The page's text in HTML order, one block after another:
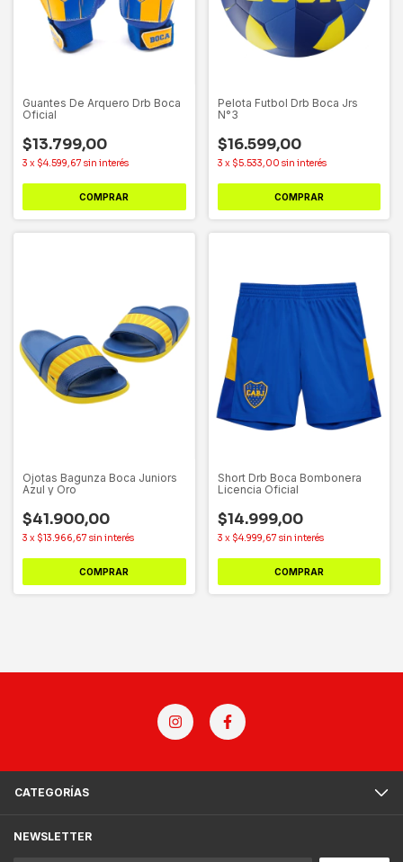
Guantes De Arquero Drb Boca
Oficial
$13.799,00
3 x $4.599,67 sin interés
COMPRAR
Pelota Futbol Drb Boca Jrs
N°3
$16.599,00
3 x $5.533,00 sin interés
COMPRAR
Ojotas Bagunza Boca Juniors
Azul y Oro
$41.900,00
3 x $13.966,67 sin interés
COMPRAR
Short Drb Boca Bombonera
Licencia Oficial
$14.999,00
3 x $4.999,67 sin interés
COMPRAR
CATEGORÍAS
NEWSLETTER